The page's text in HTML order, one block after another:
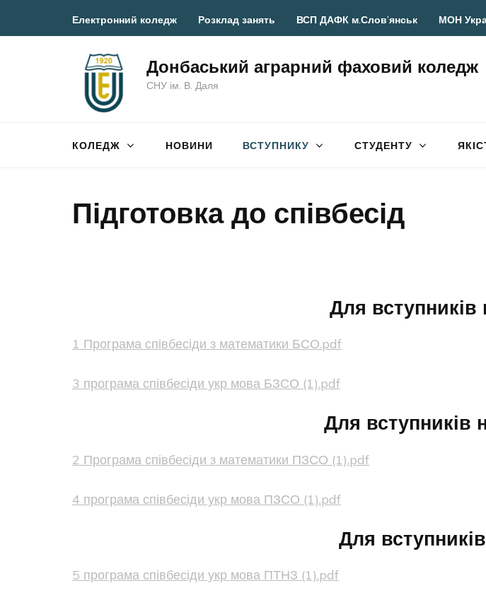
Електронний коледж Розклад занять ВСП ДАФК м.Слов’янськ МОН
Донбаський аграрний фаховий коледж
СНУ ім. В. Даля
КОЛЕДЖ НОВИНИ ВСТУПНИКУ СТУДЕНТУ
Підготовка до співбесід
Для
1 Програма співбесіди з математики БСО.pdf
3 програма співбесіди укр мова БЗСО (1).pdf
Для вступників
2 Програма співбесіди з математики ПЗСО (1).pdf
4 програма співбесіди укр мова ПЗСО (1).pdf
Для
5 програма співбесіди укр мова ПТНЗ (1).pdf